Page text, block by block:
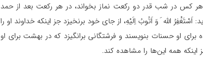
هر کس در شب قدر دو رکعت نماز بخواند، در هر رکعت بعد از حمد
اللّه َ وَ اَتُوبُ اِلَیْهِ، از جای خود برنخیزد جز اینکه خداوند او را
برای او حسنات بنویسند و فرشتگانی برانگیزد که در بهشت برای او
همه این‌ها را مشاهده کند.